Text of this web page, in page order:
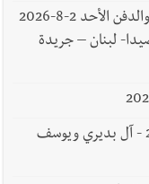
وفاة الشاب موسى محمد خلف عبد العزيز والدفن الأحد 2-8-2026
لبنان – جريدة
وفاة بدرية يوسف بديري -الدفن 1-8-2026 - آل بديري ويوسف